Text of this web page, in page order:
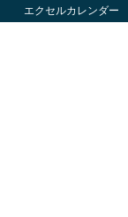
エクセルカレンダー